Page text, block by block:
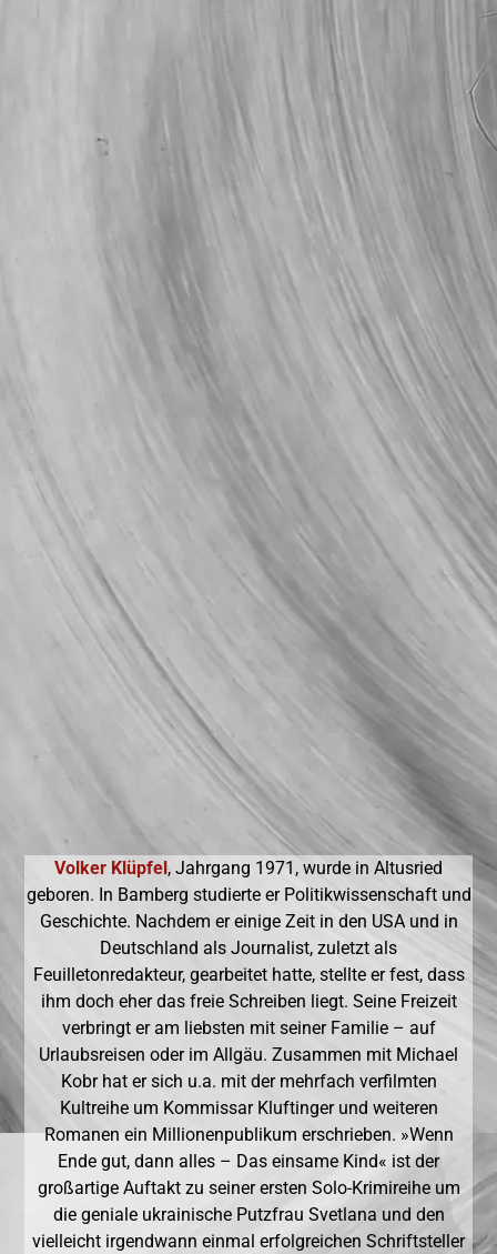
Volker Klüpfel, Jahrgang 1971, wurde in Altusried
geboren. In Bamberg studierte er Politikwissenschaft und
Geschichte. Nachdem er einige Zeit in den USA und in
Deutschland als Journalist, zuletzt als
Feuilletonredakteur, gearbeitet hatte, stellte er fest, dass
ihm doch eher das freie Schreiben liegt. Seine Freizeit
verbringt er am liebsten mit seiner Familie – auf
Urlaubsreisen oder im Allgäu. Zusammen mit Michael
Kobr hat er sich u.a. mit der mehrfach verfilmten
Kultreihe um Kommissar Kluftinger und weiteren
Romanen ein Millionenpublikum erschrieben. »Wenn
Ende gut, dann alles – Das einsame Kind« ist der
großartige Auftakt zu seiner ersten Solo-Krimireihe um
die geniale ukrainische Putzfrau Svetlana und den
vielleicht irgendwann einmal erfolgreichen Schriftsteller